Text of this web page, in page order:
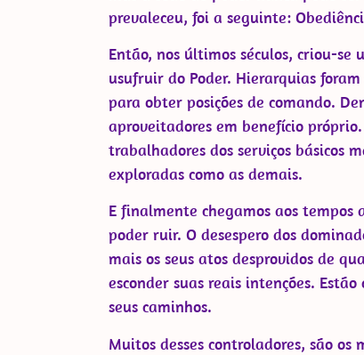
prevaleceu, foi a seguinte:
Então, nos últimos séculos, criou-
usufruir do Poder. Hierarquias
para obter posições de comando.
aproveitadores em benefício
trabalhadores dos serviços básicos
exploradas como as demais.
E finalmente chegamos aos tempos
poder ruir. O desespero dos
mais os seus atos desprovidos de
esconder suas reais intenções.
seus caminhos.
Muitos desses controladores, são